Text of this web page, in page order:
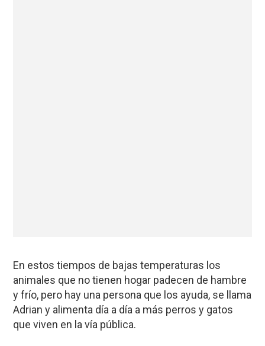
En estos tiempos de bajas temperaturas los
animales que no tienen hogar padecen de hambre
y frío, pero hay una persona que los ayuda, se llama
Adrian y alimenta día a día a más perros y gatos
que viven en la vía pública.